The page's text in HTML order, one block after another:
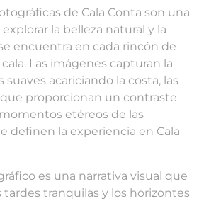
de Cala Conta son una
la belleza natural y la
encuentra en cada rincón de
Las imágenes capturan la
suaves acariciando la costa, las
que proporcionan un contraste
etéreos de las
definen la experiencia en Cala
es una narrativa visual que
tardes tranquilas y los horizontes